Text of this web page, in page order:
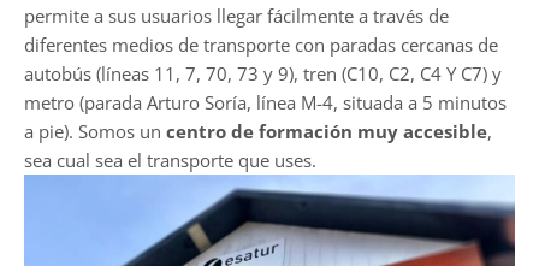
permite a sus usuarios llegar fácilmente a través de
diferentes medios de transporte con paradas cercanas de
autobús (líneas 11, 7, 70, 73 y 9), tren (C10, C2, C4 Y C7) y
metro (parada Arturo Soría, línea M-4, situada a 5 minutos
a pie). Somos un centro de formación muy accesible,
sea cual sea el transporte que uses.